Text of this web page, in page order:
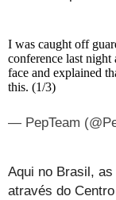
I was caught off
conference last night
face and explained
this. (1/3)
— PepTeam
Aqui no Brasil,
através do